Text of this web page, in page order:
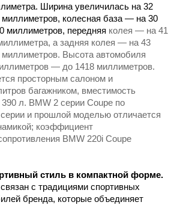
. Ширина увеличилась на 32
миллиметров, колесная база — на 30
миллиметров, передняя колея — на 41
, а задняя колея — на 43
миллиметров. Высота автомобиля
— до 1418 миллиметров.
просторным салоном и
багажником, вместимость
390 л. BMW 2 серии Coupe по
и прошлой моделью отличается
коэффициент
BMW 220i Coupe
стиль в компактной форме.
с традициями спортивных
бренда, которые объединяет